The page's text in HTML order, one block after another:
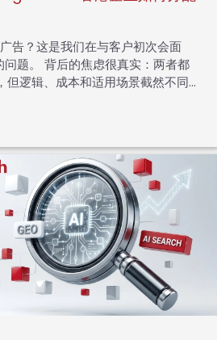
告？这是我们在与客户初次会面
题。 背后的焦虑很真实：两者都
逻辑、成本和适用场景截然不同。